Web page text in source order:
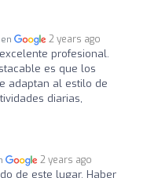
2 years ago
profesional.
es que los
adaptan al estilo de
diarias,
2 years ago
de este lugar. Haber